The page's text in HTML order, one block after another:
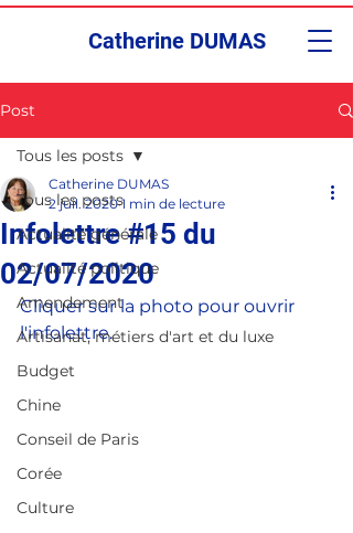
Catherine DUMAS
Post
Tous les posts
Actualité générale
Actualité politique
Amendement
Artisanat, métiers d'art et du luxe
Budget
Chine
Conseil de Paris
Corée
Culture
Tous les posts
Infolettre #15 du
02/07/2020
Catherine DUMAS
2 juil. 2020 1 min de lecture
Cliquer sur la photo pour ouvrir
l'infolettre.